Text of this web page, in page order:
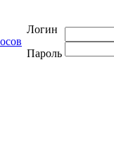
Логин
Пароль